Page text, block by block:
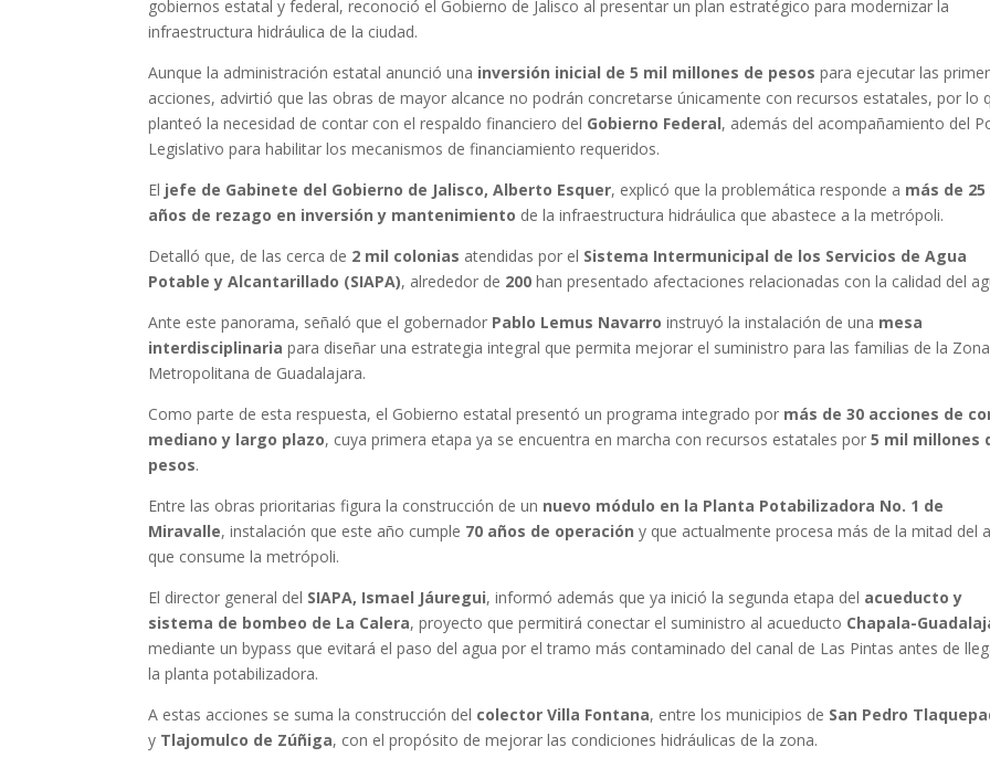
gobiernos estatal y federal, reconoció el Gobierno de Jalisco al presentar un plan estratégico para modernizar la
infraestructura hidráulica de la ciudad.
Aunque la administración estatal anunció una inversión inicial de 5 mil millones de pesos para ejecutar las
acciones, advirtió que las obras de mayor alcance no podrán concretarse únicamente con recursos estatales, por lo
planteó la necesidad de contar con el respaldo financiero del Gobierno Federal, además del acompañamiento del
Legislativo para habilitar los mecanismos de financiamiento requeridos.
El jefe de Gabinete del Gobierno de Jalisco, Alberto Esquer, explicó que la problemática responde a más de 25
años de rezago en inversión y mantenimiento de la infraestructura hidráulica que abastece a la metrópoli.
Detalló que, de las cerca de 2 mil colonias atendidas por el Sistema Intermunicipal de los Servicios de Agua
Potable y Alcantarillado (SIAPA), alrededor de 200 han presentado afectaciones relacionadas con la calidad del
Ante este panorama, señaló que el gobernador Pablo Lemus Navarro instruyó la instalación de una mesa
interdisciplinaria para diseñar una estrategia integral que permita mejorar el suministro para las familias de la Zona
Metropolitana de Guadalajara.
Como parte de esta respuesta, el Gobierno estatal presentó un programa integrado por más de 30 acciones de
mediano y largo plazo, cuya primera etapa ya se encuentra en marcha con recursos estatales por5 mil millones
pesos.
Entre las obras prioritarias figura la construcción de un nuevo módulo en la Planta Potabilizadora No. 1 de
Miravalle, instalación que este año cumple 70 años de operación y que actualmente procesa más de la mitad del
que consume la metrópoli.
El director general del SIAPA, Ismael Jáuregui, informó además que ya inició la segunda etapa del acueducto y
sistema de bombeo de La Calera, proyecto que permitirá conectar el suministro al acueducto Chapala-
mediante un bypass que evitará el paso del agua por el tramo más contaminado del canal de Las Pintas antes de
la planta potabilizadora.
A estas acciones se suma la construcción del colector Villa Fontana, entre los municipios de San Pedro
y Tlajomulco de Zúñiga, con el propósito de mejorar las condiciones hidráulicas de la zona.